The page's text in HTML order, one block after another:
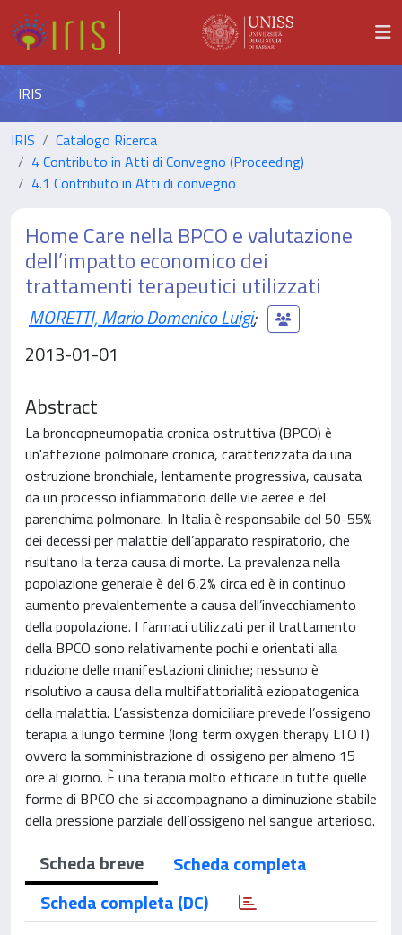
IRIS
IRIS
Catalogo Ricerca
4 Contributo in Atti di Convegno (Proceeding)
4.1 Contributo in Atti di convegno
Home Care nella BPCO e valutazione
dell’impatto economico dei
trattamenti terapeutici utilizzati
MORETTI, Mario Domenico Luigi;
2013-01-01
Abstract
La broncopneumopatia cronica ostruttiva (BPCO) è
un'affezione polmonare cronica, caratterizzata da una
ostruzione bronchiale, lentamente progressiva, causata
da un processo infiammatorio delle vie aeree e del
parenchima polmonare. In Italia è responsabile del 50-55%
dei decessi per malattie dell’apparato respiratorio, che
risultano la terza causa di morte. La prevalenza nella
popolazione generale è del 6,2% circa ed è in continuo
aumento prevalentemente a causa dell’invecchiamento
della popolazione. I farmaci utilizzati per il trattamento
della BPCO sono relativamente pochi e orientati alla
riduzione delle manifestazioni cliniche; nessuno è
risolutivo a causa della multifattorialità eziopatogenica
della malattia. L’assistenza domiciliare prevede l’ossigeno
terapia a lungo termine (long term oxygen therapy LTOT)
ovvero la somministrazione di ossigeno per almeno 15
ore al giorno. È una terapia molto efficace in tutte quelle
forme di BPCO che si accompagnano a diminuzione stabile
della pressione parziale dell’ossigeno nel sangue arterioso.
Scheda breve
Scheda completa
Scheda completa (DC)